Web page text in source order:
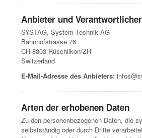
Anbieter und Verantwortlicher
SYSTAG, System Technik AG
Bahnhofstrasse 76
CH-8803 Rüschlikon/ZH
Switzerland
E-Mail-Adresse des Anbieters:
Arten der erhobenen Daten
Zu den personenbezogenen Daten, die
selbstständig oder durch Dritte